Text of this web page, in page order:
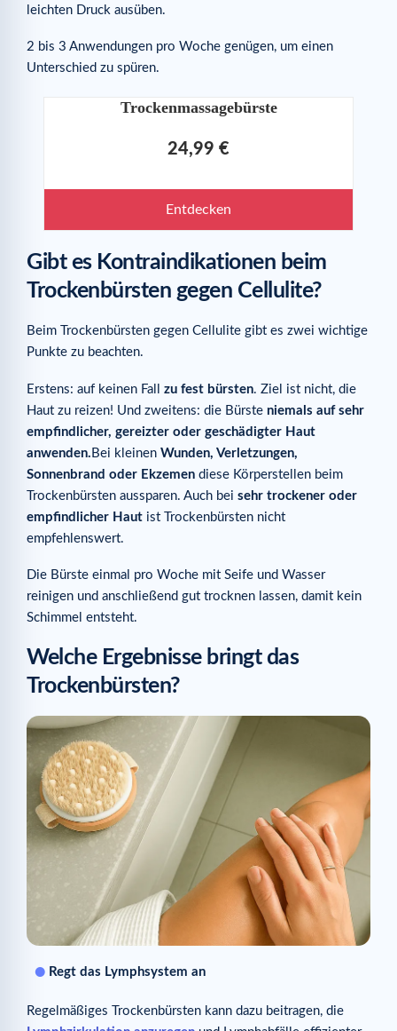
leichten Druck ausüben.
2 bis 3 Anwendungen pro Woche genügen, um einen
Unterschied zu spüren.
Trockenmassagebürste
24,99 €
Entdecken
Gibt es Kontraindikationen beim
Trockenbürsten gegen Cellulite?
Beim Trockenbürsten gegen Cellulite gibt es zwei wichtige
Punkte zu beachten.
Erstens: auf keinen Fall zu fest bürsten. Ziel ist nicht, die
Haut zu reizen! Und zweitens: die Bürste niemals auf sehr
empfindlicher, gereizter oder geschädigter Haut
anwenden. Bei kleinen Wunden, Verletzungen,
Sonnenbrand oder Ekzemen diese Körperstellen beim
Trockenbürsten aussparen. Auch bei sehr trockener oder
empfindlicher Haut ist Trockenbürsten nicht
empfehlenswert.
Die Bürste einmal pro Woche mit Seife und Wasser
reinigen und anschließend gut trocknen lassen, damit kein
Schimmel entsteht.
Welche Ergebnisse bringt das
Trockenbürsten?
Regt das Lymphsystem an
Regelmäßiges Trockenbürsten kann dazu beitragen, die